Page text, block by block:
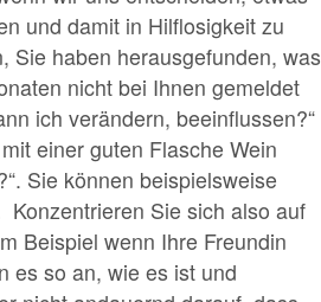
und damit in Hilflosigkeit zu
Sie haben herausgefunden, was
nicht bei Ihnen gemeldet
ich verändern, beeinflussen?“
einer guten Flasche Wein
Sie können beispielsweise
Sie sich also auf
Beispiel wenn Ihre Freundin
es so an, wie es ist und